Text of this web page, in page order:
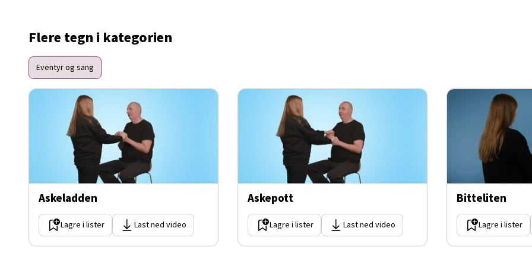
Flere tegn i kategorien
Eventyr og sang
Askeladden
Lagre i lister Last ned video
Askepott
Lagre i lister Last ned video
Bitteliten
Lagre i lister